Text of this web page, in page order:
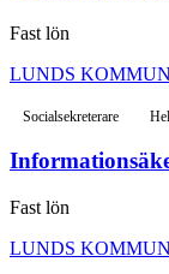
Fast lön
LUNDS KOMMUN
Socialsekreterare
Fast lön
LUNDS KOMMUN